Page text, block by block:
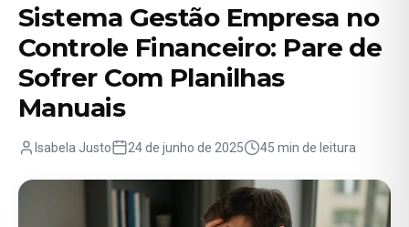
Sistema Gestão Empresa no
Controle Financeiro: Pare de
Sofrer Com Planilhas
Manuais
Isabela Justo 24 de junho de 2025 45 min de leitura